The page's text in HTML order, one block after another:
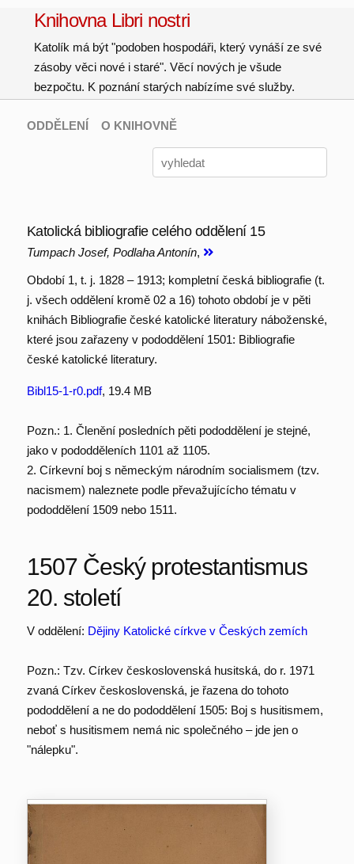
Knihovna Libri nostri
Katolík má být "podoben hospodáři, který vynáší ze své
zásoby věci nové i staré". Věcí nových je všude
bezpočtu. K poznání starých nabízíme své služby.
ODDĚLENÍ O KNIHOVNĚ
Katolická bibliografie celého oddělení 15
Tumpach Josef, Podlaha Antonín,
Období 1, t. j. 1828 – 1913; kompletní česká bibliografie (t.
j. všech oddělení kromě 02 a 16) tohoto období je v pěti
knihách Bibliografie české katolické literatury náboženské,
které jsou zařazeny v pododdělení 1501: Bibliografie
české katolické literatury.
Bibl15-1-r0.pdf, 19.4 MB
Pozn.: 1. Členění posledních pěti pododdělení je stejné,
jako v pododděleních 1101 až 1105.
2. Církevní boj s německým národním socialismem (tzv.
nacismem) naleznete podle převažujícícho tématu v
pododdělení 1509 nebo 1511.
1507 Český protestantismus
20. století
V oddělení: Dějiny Katolické církve v Českých zemích
Pozn.: Tzv. Církev československá husitská, do r. 1971
zvaná Církev československá, je řazena do tohoto
pododdělení a ne do pododdělení 1505: Boj s husitismem,
neboť s husitismem nemá nic společného – jde jen o
"nálepku".